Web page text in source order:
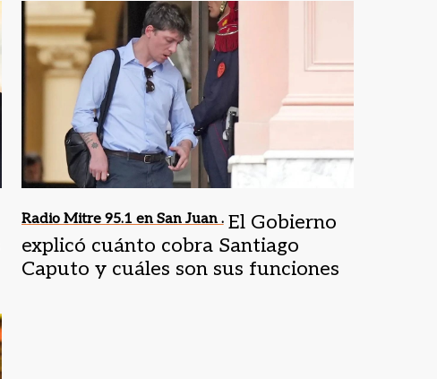
Radio Mitre 95.1 en San Juan . El Gobierno
explicó cuánto cobra Santiago
Caputo y cuáles son sus funciones